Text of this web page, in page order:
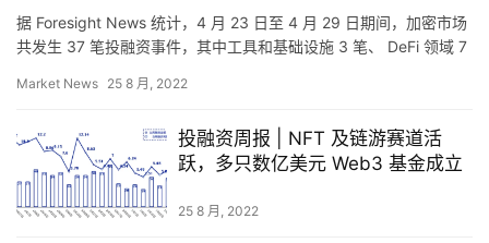
9
9
数
常
用
据 Foresight News 统计，4 月 23 日至 4 月 29 日期间，加密市场
共发生 37 笔投融资事件，其中工具和基础设施 3 笔、 DeFi 领域 7
Market News 25 8 月, 2022
投融资周报 | NFT 及链游赛道活
跃，多只数亿美元 Web3 基金成立
25 8 月, 2022